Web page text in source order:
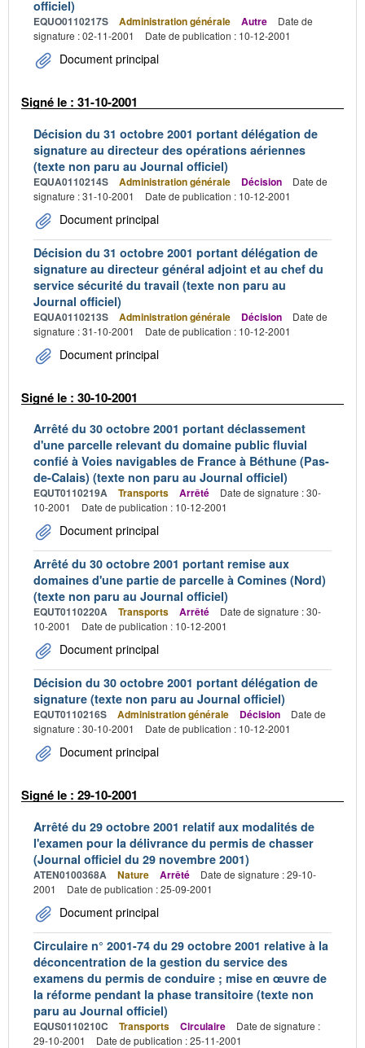
officiel)
EQUO0110217S Administration générale Autre
Date de
signature : 02-11-2001
Date de publication : 10-12-2001
Document principal
Signé le : 31-10-2001
Décision du 31 octobre 2001 portant délégation de
signature au directeur des opérations aériennes
(texte non paru au Journal officiel)
EQUA0110214S Administration générale Décision
Date de
signature : 31-10-2001
Date de publication : 10-12-2001
Document principal
Décision du 31 octobre 2001 portant délégation de
signature au directeur général adjoint et au chef du
service sécurité du travail (texte non paru au
Journal officiel)
EQUA0110213S Administration générale Décision
Date de
signature : 31-10-2001
Date de publication : 10-12-2001
Document principal
Signé le : 30-10-2001
Arrêté du 30 octobre 2001 portant déclassement
d'une parcelle relevant du domaine public fluvial
confié à Voies navigables de France à Béthune (Pas-
de-Calais) (texte non paru au Journal officiel)
EQUT0110219A Transports Arrêté
Date de signature : 30-
10-2001
Date de publication : 10-12-2001
Document principal
Arrêté du 30 octobre 2001 portant remise aux
domaines d'une partie de parcelle à Comines (Nord)
(texte non paru au Journal officiel)
EQUT0110220A Transports Arrêté
Date de signature : 30-
10-2001
Date de publication : 10-12-2001
Document principal
Décision du 30 octobre 2001 portant délégation de
signature (texte non paru au Journal officiel)
EQUT0110216S Administration générale Décision
Date de
signature : 30-10-2001
Date de publication : 10-12-2001
Document principal
Signé le : 29-10-2001
Arrêté du 29 octobre 2001 relatif aux modalités de
l'examen pour la délivrance du permis de chasser
(Journal officiel du 29 novembre 2001)
ATEN0100368A Nature Arrêté
Date de signature : 29-10-
2001
Date de publication : 25-09-2001
Document principal
Circulaire n° 2001-74 du 29 octobre 2001 relative à la
déconcentration de la gestion du service des
examens du permis de conduire ; mise en œuvre de
la réforme pendant la phase transitoire (texte non
paru au Journal officiel)
EQUS0110210C Transports Circulaire
Date de signature :
29-10-2001
Date de publication : 25-11-2001